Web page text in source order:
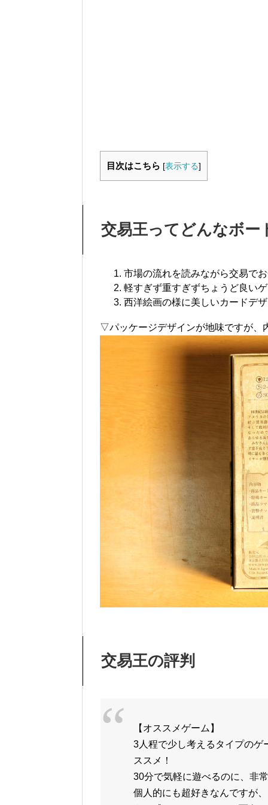
目次はこちら [表示する]
交易王ってどんなボー
市場の流れを読みながら交易で
軽すぎず重すぎずちょうど良い
西洋絵画の様に美しいカードデ
▽パッケージデザインが地味ですが、
交易王の評判
【オススメゲーム】
3人程で少し考えるタイプのゲ
ススメ！
30分で気軽に遊べるのに、非
個人的にも超好きなんですが